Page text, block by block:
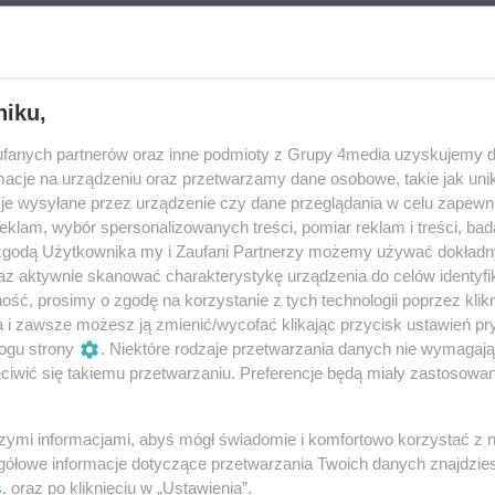
odc. 72 - Mieczysław Szabaga
Twórców Kultury w Przemyślu,
Szabaga. O początkach
deskach Towarzystwa Dramatycznego im.
FREDREUM, która doprowadziła naszego
w poezji czegoś więcej niż tylko słowa, o
działalności w Stowarzyszeniu i pięknie
rozmawia Małgorzata Matwij - Autor.
rozmowy.
4 5 6 ... NASTĘPNA
partnerów oraz inne podmioty z Grupy 4media uzyskujemy
na urządzeniu oraz przetwarzamy dane osobowe, takie jak
wysyłane przez urządzenie czy dane przeglądania w celu
wybór spersonalizowanych treści, pomiar reklam i treści,
Użytkownika my i Zaufani Partnerzy możemy używać
aktywnie skanować charakterystykę urządzenia do celów
prosimy o zgodę na korzystanie z tych technologii poprzez
i zawsze możesz ją zmienić/wycofać klikając przycisk ustawień
strony
. Niektóre rodzaje przetwarzania danych nie
się takiemu przetwarzaniu. Preferencje będą miały
informacjami, abyś mógł świadomie i komfortowo korzystać z
informacje dotyczące przetwarzania Twoich danych
. oraz po kliknięciu w „Ustawienia”.